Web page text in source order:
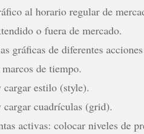
al horario regular de
o fuera de mercado.
gráficas de diferentes
de tiempo.
cargar estilo (style).
cargar cuadrículas (grid).
activas: colocar niveles de